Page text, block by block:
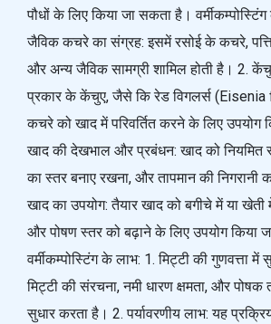
पौधों के लिए किया जा सकता है।
जैविक कचरे का संग्रह: इसमें रसोई के कचरे,
और अन्य जैविक सामग्री शामिल होती है। 2.
प्रकार के केंचुए, जैसे कि रेड विगलर्स
कचरे को खाद में परिवर्तित करने के लिए उपयोग
खाद की देखभाल और प्रबंधन: खाद को नियमित
का स्तर बनाए रखना, और तापमान की निगरानी
खाद का उपयोग: तैयार खाद को बगीचे में या खेती
और पोषण स्तर को बढ़ाने के लिए उपयोग किया
वर्मीकम्पोस्टिंग के लाभ: 1. मिट्टी की गुणवत्ता में
मिट्टी की संरचना, नमी धारण क्षमता, और पोषक
सुधार करता है। 2. पर्यावरणीय लाभ: यह